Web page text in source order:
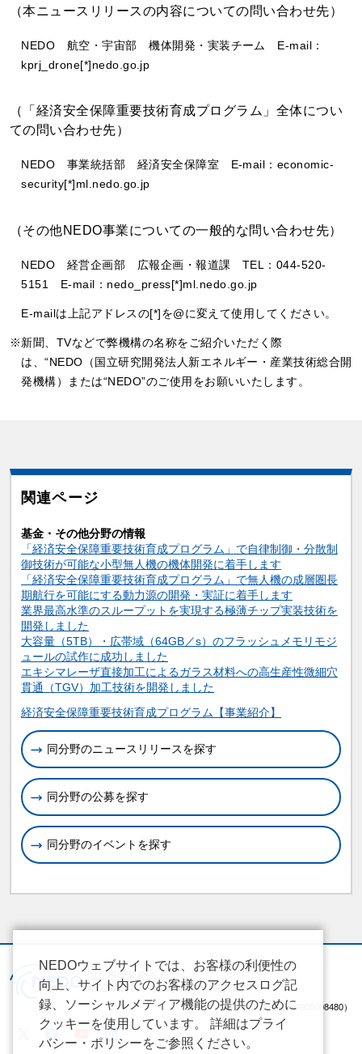
（本ニュースリリースの内容についての問い合わせ先）
NEDO 航空・宇宙部 機体開発・実装チーム E-mail：
kprj_drone[*]nedo.go.jp
（「経済安全保障重要技術育成プログラム」全体につい
ての問い合わせ先）
NEDO 事業統括部 経済安全保障室 E-mail：economic-
security[*]ml.nedo.go.jp
（その他NEDO事業についての一般的な問い合わせ先）
NEDO 経営企画部 広報企画・報道課 TEL：044-520-
5151 E-mail：nedo_press[*]ml.nedo.go.jp
E-mailは上記アドレスの[*]を@に変えて使用してください。
※新聞、TVなどで弊機構の名称をご紹介いただく際
は、“NEDO（国立研究開発法人新エネルギー・産業技術総合開
発機構）または“NEDO”のご使用をお願いいたします。
関連ページ
基金・その他分野の情報
「経済安全保障重要技術育成プログラム」で自律制御・分散制
御技術が可能な小型無人機の機体開発に着手します
「経済安全保障重要技術育成プログラム」で無人機の成層圏長
期航行を可能にする動力源の開発・実証に着手します
業界最高水準のスループットを実現する極薄チップ実装技術を
開発しました
大容量（5TB）・広帯域（64GB／s）のフラッシュメモリモジ
ュールの試作に成功しました
エキシマレーザ直接加工によるガラス材料への高生産性微細穴
貫通（TGV）加工技術を開発しました
関連情報
経済安全保障重要技術育成プログラム【事業紹介】
同分野のニュースリリースを探す
同分野の公募を探す
同分野のイベントを探す
（法人番号 2020005008480）
NEDOウェブサイトでは、お客様の利便性の
向上、サイト内でのお客様のアクセスログ記
録、ソーシャルメディア機能の提供のために
クッキーを使用しています。 詳細はプライ
バシー・ポリシーをご参照ください。